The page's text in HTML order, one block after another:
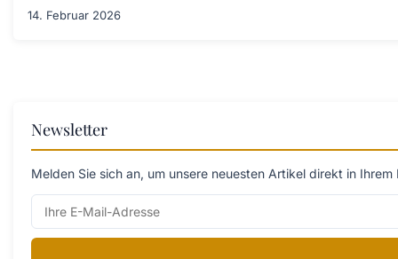
14. Februar 2026
Newsletter
Melden Sie sich an, um unsere neuesten Artikel direkt in